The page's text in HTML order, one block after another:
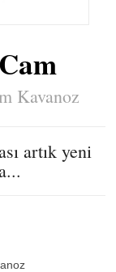
Kavanoz
artık yeni